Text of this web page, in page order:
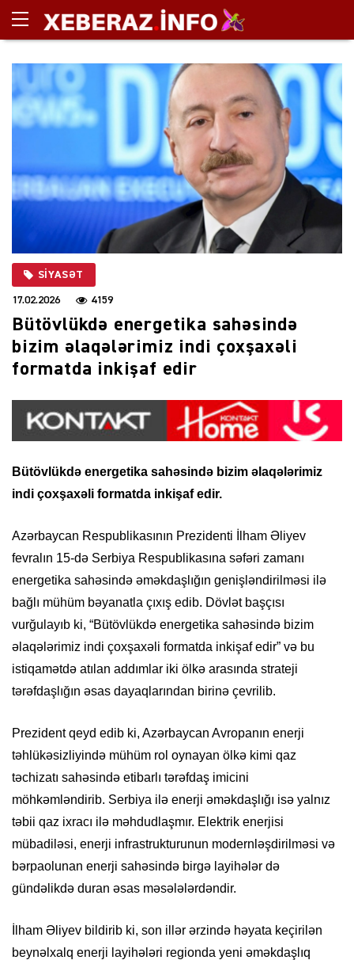
SIYASƏT
17.02.2026 4159
Bütövlükdə energetika sahəsində
bizim əlaqələrimiz indi çoxşaxəli
formatda inkişaf edir
Bütövlükdə energetika sahəsində bizim əlaqələrimiz
indi çoxşaxəli formatda inkişaf edir.
Azərbaycan Respublikasının Prezidenti İlham Əliyev
fevralın 15-də Serbiya Respublikasına səfəri zamanı
energetika sahəsində əməkdaşlığın genişləndirilməsi ilə
bağlı mühüm bəyanatla çıxış edib. Dövlət başçısı
vurğulayıb ki, “Bütövlükdə energetika sahəsində bizim
əlaqələrimiz indi çoxşaxəli formatda inkişaf edir” və bu
istiqamətdə atılan addımlar iki ölkə arasında strateji
tərəfdaşlığın əsas dayaqlarından birinə çevrilib.
Prezident qeyd edib ki, Azərbaycan Avropanın enerji
təhlükəsizliyində mühüm rol oynayan ölkə kimi qaz
təchizatı sahəsində etibarlı tərəfdaş imicini
möhkəmləndirib. Serbiya ilə enerji əməkdaşlığı isə yalnız
təbii qaz ixracı ilə məhdudlaşmır. Elektrik enerjisi
mübadiləsi, enerji infrastrukturunun modernləşdirilməsi və
bərpaolunan enerji sahəsində birgə layihələr də
gündəlikdə duran əsas məsələlərdəndir.
İlham Əliyev bildirib ki, son illər ərzində həyata keçirilən
beynəlxalq enerji layihələri regionda yeni əməkdaşlıq